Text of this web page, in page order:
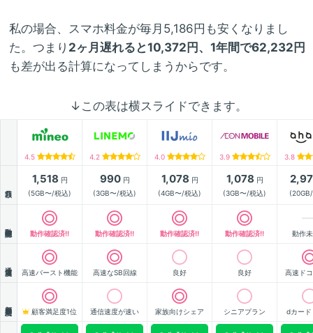
私の場合、スマホ料金が毎月5,186円も安くなりまし
た。つまり 2ヶ月遅れると10,372円、1年間で62,232円
も差が出る計算になってしまうからです。
↓この表は横スライドできます。
4.5 4.2 4.0 3.9 3.8
1,518 円
(5GB〜/税込)
990円
(3GB〜/税込)
1,078 円
(4GB〜/税込)
1,078 円
(3GB〜/税込)
動作確認済!! 動作確認済!! 動作確認済!! 動作確認済!! 動作
高速バースト機能 高速なSB回線 良好 良好 高速ド
顧客満足度1位 通信速度が速い 家族向けシェア シニアプラン dカード